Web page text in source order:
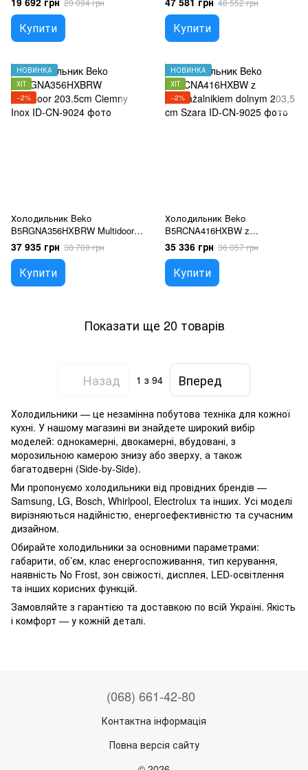
20 094 грн
Купити
Beżowa
48 552 грн
Купити
НОВИНКА
ХІТ
−2%
Холодильник Beko
B5RGNA356HXBRW Multidoor
203.5cm Ciemny Inox
37 935 грн 38 709 грн
Купити
НОВИНКА
ХІТ
−2%
Холодильник Beko
B5RCNA416HXBW z
zamrażalnikiem dolnym 203,5
cm Szara
35 336 грн 36 057 грн
Купити
Показати ще 20 товарів
Назад 1 з 94 Вперед
Холодильники — це незамінна побутова техніка для кожної
кухні. У нашому магазині ви знайдете широкий вибір
моделей: однокамерні, двокамерні, вбудовані, з
морозильною камерою знизу або зверху, а також
багатодверні (Side-by-Side).
Ми пропонуємо холодильники від провідних брендів —
Samsung, LG, Bosch, Whirlpool, Electrolux та інших. Усі моделі
вирізняються надійністю, енергоефективністю та сучасним
дизайном.
Обирайте холодильники за основними параметрами:
габарити, об’єм, клас енергоспоживання, тип керування,
наявність No Frost, зон свіжості, дисплея, LED-освітлення
та інших корисних функцій.
Замовляйте з гарантією та доставкою по всій Україні. Якість
і комфорт — у кожній деталі.
(068) 661-42-80
Контактна інформація
Повна версія сайту